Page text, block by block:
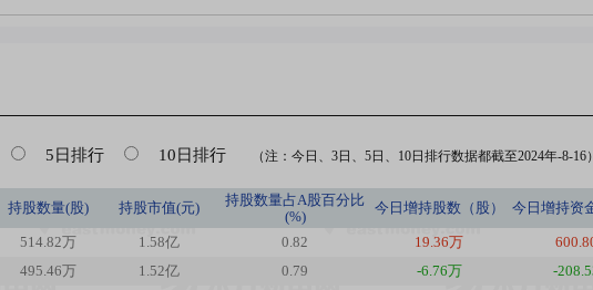
5日排行 10日排行 （注：今日、3日、5日、10日排行数据都截至2024年-8-16）
持股数量(股) 持股市值(元)
持股数量占A股百分比
(%)
今日 增持股数（股） 今日 增持资
514.82万 1.58亿 0.82 19.36万
495.46万 1.52亿 0.79 -6.76万 -